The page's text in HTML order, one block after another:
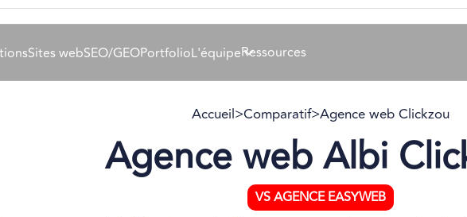
Sites webSEO/GEOPortfolioL'équipeRessources
Accueil>Comparatif>Agence web Clickzou
Agence web Albi
VS AGENCE EASYWEB